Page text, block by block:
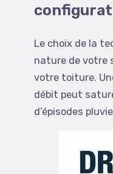
Le choix de la
nature de votre
votre toiture.
débit peut
d’épisodes